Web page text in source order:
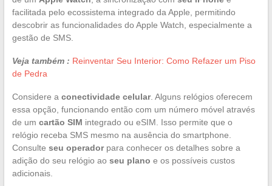
facilitada pelo ecossistema integrado da Apple, permitindo
descobrir as funcionalidades do Apple Watch, especialmente a
gestão de SMS.
Veja também : Reinventar Seu Interior: Como Refazer um Piso
de Pedra
Considere a conectividade celular. Alguns relógios oferecem
essa opção, funcionando então com um número móvel através
de um cartão SIM integrado ou eSIM. Isso permite que o
relógio receba SMS mesmo na ausência do smartphone.
Consulte seu operadorpara conhecer os detalhes sobre a
adição do seu relógio ao seu plano e os possíveis custos
adicionais.